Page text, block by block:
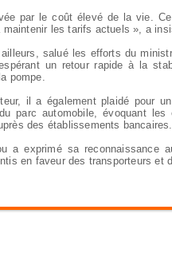
par le coût élevé de la vie.
les tarifs actuels », a
salué les efforts du
un retour rapide à la
pompe.
il a également plaidé pour
parc automobile, évoquant
des établissements bancaires.
a exprimé sa reconnaissance
en faveur des transporteurs et